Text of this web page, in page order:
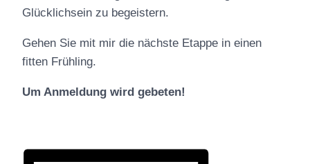
Glücklichsein zu begeistern.
Gehen Sie mit mir die nächste Etappe in einen
fitten Frühling.
Um Anmeldung wird gebeten!